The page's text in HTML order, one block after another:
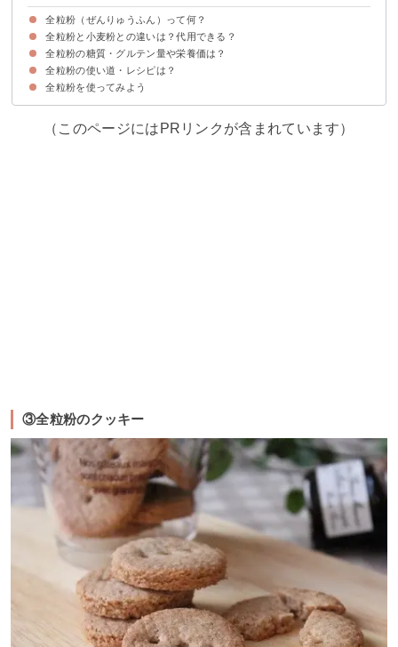
全粒粉（ぜんりゅうふん）って何？
全粒粉は小麦を丸ごと挽いて粉にしたもの
全粒粉の味わい・風味
全粒粉と小麦粉との違いは？代用できる？
①小麦の使用している部分
②カロリー
全粒粉を用途によって小麦粉で置き換えることはできる
全粒粉の糖質・グルテン量や栄養価は？
全粒粉の栄養価や効果・効能
全粒粉の糖質・グルテン量
全粒粉のデメリットに「万人が効果を得られる訳ではない」ことが挙げられ
る
全粒粉の使い道・レシピは？
①全粒粉のくるみパン
②全粒粉の生パスタ
③全粒粉のクッキー
全粒粉を使ってみよう
（このページにはPRリンクが含まれています）
③全粒粉のクッキー